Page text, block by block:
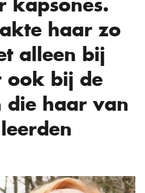
haar zo
alleen bij
ook bij de
die haar van